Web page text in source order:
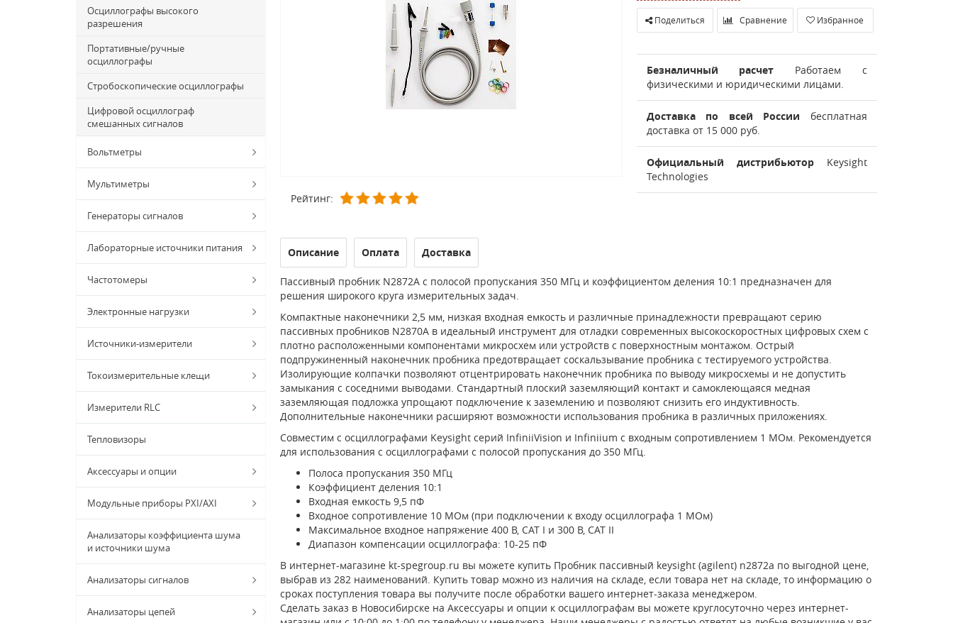
Осциллографы высокого
разрешения
Портативные/ручные
осциллографы
Стробоскопические осциллографы
Цифровой осциллограф
смешанных сигналов
Вольтметры
Мультиметры
Генераторы сигналов
Лабораторные источники питания
Частотомеры
Электронные нагрузки
Источники-измерители
Токоизмерительные клещи
Измерители RLC
Тепловизоры
Аксессуары и опции
Модульные приборы PXI/AXI
Анализаторы коэффициента шума
и источники шума
Анализаторы сигналов
Анализаторы цепей
Рейтинг:
Поделиться Сравнение Избранное
Безналичный расчет Работаем с
физическими и юридическими лицами.
Доставка по всей России бесплатная
доставка от 15 000 руб.
Официальный дистрибьюторKeysight
Technologies
Описание Оплата Доставка
Пассивный пробник N2872A с полосой пропускания 350 МГц и коэффициентом деления 10:1 предназначен для
решения широкого круга измерительных задач.
Компактные наконечники 2,5 мм, низкая входная емкость и различные принадлежности превращают серию
пассивных пробников N2870A в идеальный инструмент для отладки современных высокоскоростных цифровых схем с
плотно расположенными компонентами микросхем или устройств с поверхностным монтажом. Острый
подпружиненный наконечник пробника предотвращает соскальзывание пробника c тестируемого устройства.
Изолирующие колпачки позволяют отцентрировать наконечник пробника по выводу микросхемы и не допустить
замыкания с соседними выводами. Стандартный плоский заземляющий контакт и самоклеющаяся медная
заземляющая подложка упрощают подключение к заземлению и позволяют снизить его индуктивность.
Дополнительные наконечники расширяют возможности использования пробника в различных приложениях.
Совместим с осциллографами Keysight серий InfiniiVision и Infiniium с входным сопротивлением 1 МОм. Рекомендуется
для использования с осциллографами с полосой пропускания до 350 МГц.
Полоса пропускания 350 МГц
Коэффициент деления 10:1
Входная емкость 9,5 пФ
Входное сопротивление 10 МОм (при подключении к входу осциллографа 1 МОм)
Максимальное входное напряжение 400 В, CAT I и 300 В, CAT II
Диапазон компенсации осциллографа: 10-25 пФ
В интернет-магазине kt-spegroup.ru вы можете купить Пробник пассивный keysight (agilent) n2872a по выгодной цене,
выбрав из 282 наименований. Купить товар можно из наличия на складе, если товара нет на складе, то информацию о
сроках поступления товара вы получите после обработки вашего интернет-заказа менеджером.
Сделать заказ в Новосибирске на Аксессуары и опции к осциллографам вы можете круглосуточно через интернет-